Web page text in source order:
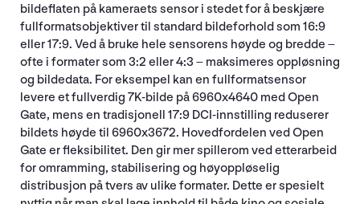
bildeflaten på kameraets sensor i stedet for å beskjære
fullformatsobjektiver til standard bildeforhold som 16:9
eller 17:9. Ved å bruke hele sensorens høyde og bredde –
ofte i formater som 3:2 eller 4:3 – maksimeres oppløsning
og bildedata. For eksempel kan en fullformatsensor
levere et fullverdig 7K-bilde på 6960x4640 med Open
Gate, mens en tradisjonell 17:9 DCI-innstilling reduserer
bildets høyde til 6960x3672. Hovedfordelen ved Open
Gate er fleksibilitet. Den gir mer spillerom ved etterarbeid
for omramming, stabilisering og høyoppløselig
distribusjon på tvers av ulike formater. Dette er spesielt